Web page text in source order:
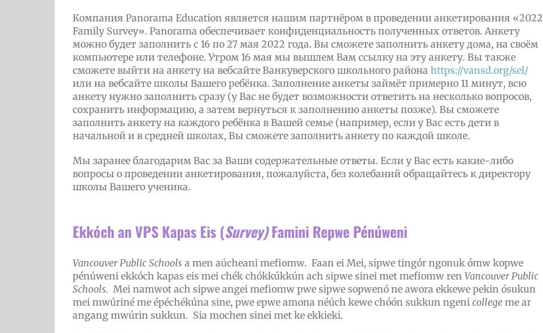
Компания Panorama Education является нашим партнёром в проведении анкетирования «2022
Family Survey». Panorama обеспечивает конфиденциальность полученных ответов. Анкету
можно будет заполнить с 16 по 27 мая 2022 года. Вы сможете заполнить анкету дома, на своём
компьютере или телефоне. Утром 16 мая мы вышлем Вам ссылку на эту анкету. Вы также
сможете выйти на анкету на вебсайте Ванкуверского школьного района https://vansd.org/sel/
или на вебсайте школы Вашего ребёнка. Заполнение анкеты займёт примерно 11 минут, всю
анкету нужно заполнить сразу (у Вас не будет возможности ответить на несколько вопросов,
сохранить информацию, а затем вернуться к заполнению анкеты позже). Вы сможете
заполнить анкету на каждого ребёнка в Вашей семье (например, если у Вас есть дети в
начальной и в средней школах, Вы сможете заполнить анкету по каждой школе.
Мы заранее благодарим Вас за Ваши содержательные ответы. Если у Вас есть какие-либо
вопросы о проведении анкетирования, пожалуйста, без колебаний обращайтесь к директору
школы Вашего ученика.
Ekkóch an VPS Kapas Eis (Survey)Famini Repwe Pénúweni
Vancouver Public Schools a men aúcheani mefiomw. Faan ei Mei, sipwe tingór ngonuk ómw kopwe
pénúweni ekkóch kapas eis mei chék chókkúkkún ach sipwe sinei met mefiomw ren Vancouver Public
Schools. Mei namwot ach sipwe angei mefiomw pwe sipwe sopwenó ne awora ekkewe pekin ósukun
mei mwúriné me épéchékúna sine, pwe epwe amona néúch kewe chóón sukkun ngeni college me ar
angang mwúrin sukkun. Sia mochen sinei met ke ekkieki.